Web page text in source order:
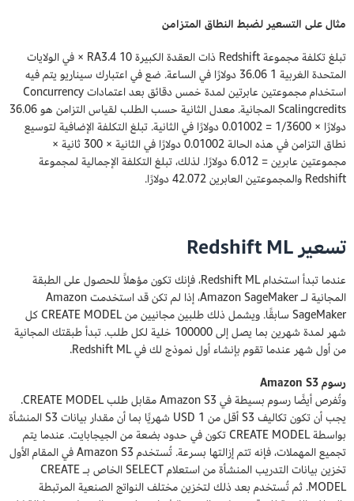
مثال على التسعير لضبط النطاق المتزامن
تبلغ تكلفة مجموعة Redshift ذات العقدة الكبيرة 10 RA3.4 × في الولايات
المتحدة الغربية 1 36.06 دولارًا في الساعة. ضع في اعتبارك سيناريو يتم فيه
استخدام مجموعتين عابرتين لمدة خمس دقائق بعد اعتمادات Concurrency
Scalingcredits المجانية. معدل الثانية حسب الطلب لقياس التزامن هو 36.06
دولارًا × 1/3600 = 0.01002 دولارًا في الثانية. تبلغ التكلفة الإضافية لتوسيع
نطاق التزامن في هذه الحالة 0.01002 دولارًا في الثانية × 300 ثانية ×
مجموعتين عابرين = 6.012 دولارًا. لذلك، تبلغ التكلفة الإجمالية لمجموعة
Redshift والمجموعتين العابرين 42.072 دولارًا.
تسعير Redshift ML
عندما تبدأ استخدام Redshift ML، فإنك تكون مؤهلاً للحصول على الطبقة
المجانية لـ Amazon SageMaker، إذا لم تكن قد استخدمت Amazon
SageMaker سابقًا. ويشمل ذلك طلبين مجانيين من CREATE MODEL كل
شهر لمدة شهرين بما يصل إلى 100000 خلية لكل طلب. تبدأ طبقتك المجانية
من أول شهر عندما تقوم بإنشاء أول نموذج لك في Redshift ML.
رسوم Amazon S3
وتُفرص أيضًا رسوم بسيطة في Amazon S3 مقابل طلب CREATE MODEL.
يجب أن تكون تكاليف S3 أقل من 1 USD شهريًا بما أن مقدار بيانات S3 المنشأة
بواسطة CREATE MODEL تكون في حدود بضعة من الجيجابايت. عندما يتم
تجميع المهملات، فإنه تتم إزالتها بسرعة. تُستخدم Amazon S3 في المقام الأول
تخزين بيانات التدريب المنشأة من استعلام SELECT الخاص بـ CREATE
MODEL. ثم تُستخدم بعد ذلك لتخزين مختلف النواتج الصنعية المرتبطة